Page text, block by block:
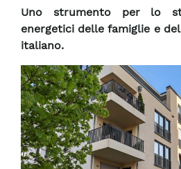
Uno strumento per lo
energetici delle famiglie e
italiano.